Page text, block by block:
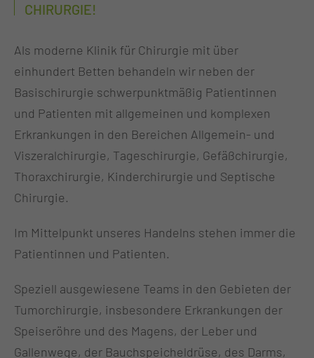
CHIRURGIE!
Als moderne Klinik für Chirurgie mit über
einhundert Betten behandeln wir neben der
Basischirurgie schwerpunktmäßig Patientinnen
und Patienten mit allgemeinen und komplexen
Erkrankungen in den Bereichen Allgemein- und
Viszeralchirurgie, Tageschirurgie, Gefäßchirurgie,
Thoraxchirurgie, Kinderchirurgie und Septische
Chirurgie.
Im Mittelpunkt unseres Handelns stehen immer die
Patientinnen und Patienten.
Speziell ausgewiesene Teams in den Gebieten der
Tumorchirurgie, insbesondere Erkrankungen der
Speiseröhre und des Magens, der Leber und
Gallenwege, der Bauchspeicheldrüse, des Darms,